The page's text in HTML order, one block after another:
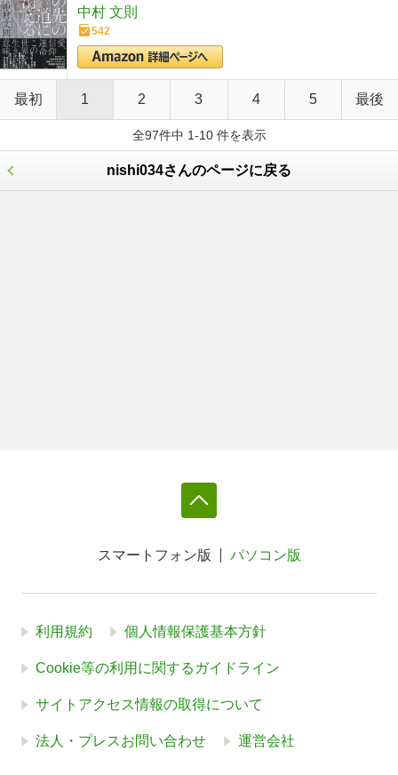
中村 文則
542
最初 1 2 3 4 5 最後
全97件中 1-10 件を表示
nishi034さんのページに戻る
スマートフォン版 パソコン版
利用規約 個人情報保護基本方針
Cookie等の利用に関するガイドライン
サイトアクセス情報の取得について
法人・プレスお問い合わせ 運営会社